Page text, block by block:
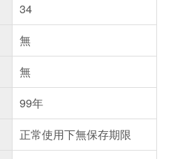
34
無
無
99年
正常使用下無保存期限